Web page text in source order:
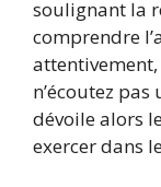
soulignant la
comprendre
n’écoutez
dévoile alors
exercer dans